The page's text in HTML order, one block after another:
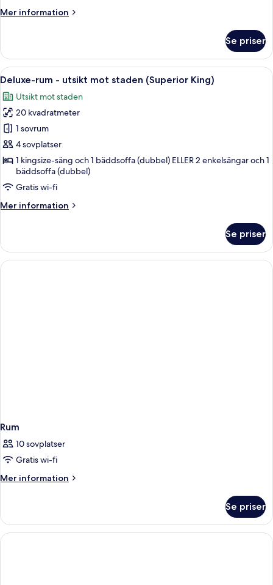
staden
Mer information
Mer
rum
utsikt
staden
(King)
Se priser
Öppna
alla
foton
för
Deluxe-
rum
-
utsikt
mot
staden
(Superior
Ett rum med ett stort fönster som
10
Deluxe-rum - utsikt mot staden (Superior King)
Utsikt mot staden
20 kvadratmeter
1 sovrum
4 sovplatser
1 kingsize-säng och 1 bäddsoffa (dubbel) ELLER 2 enkelsängar och 1
bäddsoffa (dubbel)
Gratis wi-fi
Mer information
Mer
rum
utsikt
Se priser
Rum
10 sovplatser
Gratis wi-fi
Mer information
Mer
Se priser